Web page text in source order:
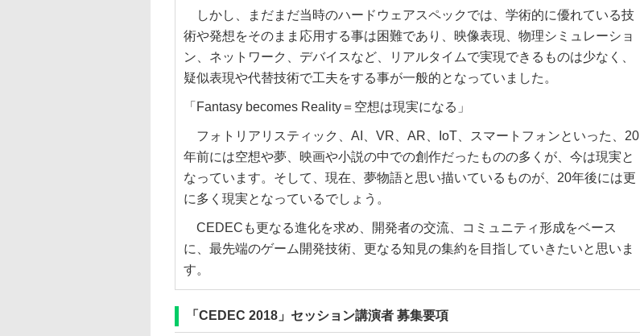
しかし、まだまだ当時のハードウェアスペックでは、学術的に優れている技
術や発想をそのまま応用する事は困難であり、映像表現、物理シミュレーショ
ン、ネットワーク、デバイスなど、リアルタイムで実現できるものは少なく、
疑似表現や代替技術で工夫をする事が一般的となっていました。
「Fantasy becomes Reality＝空想は現実になる」
フォトリアリスティック、AI、VR、AR、IoT、スマートフォンといった、20
年前には空想や夢、映画や小説の中での創作だったものの多くが、今は現実と
なっています。そして、現在、夢物語と思い描いているものが、20年後には更
に多く現実となっているでしょう。
CEDECも更なる進化を求め、開発者の交流、コミュニティ形成をベース
に、最先端のゲーム開発技術、更なる知見の集約を目指していきたいと思いま
す。
「CEDEC 2018」セッション講演者 募集要項